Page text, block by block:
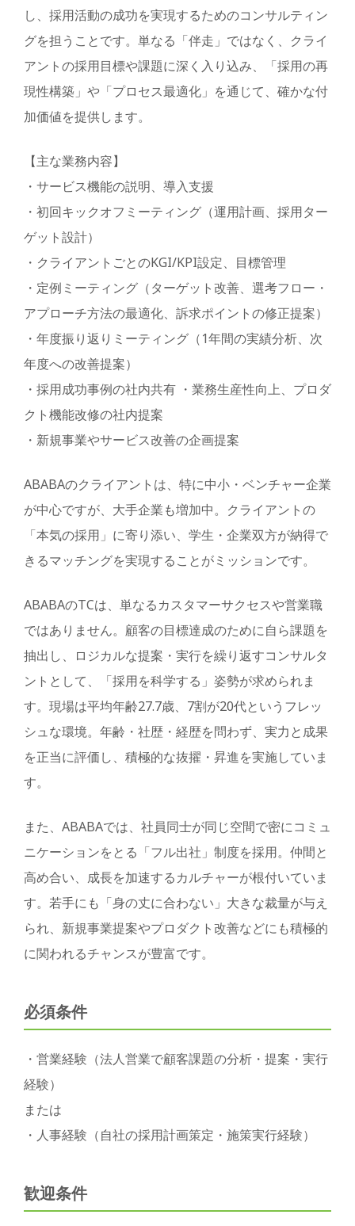
し、採用活動の成功を実現するためのコンサルティン
グを担うことです。単なる「伴走」ではなく、クライ
アントの採用目標や課題に深く入り込み、「採用の再
現性構築」や「プロセス最適化」を通じて、確かな付
加価値を提供します。
【主な業務内容】
・サービス機能の説明、導入支援
・初回キックオフミーティング（運用計画、採用ター
ゲット設計）
・クライアントごとのKGI/KPI設定、目標管理
・定例ミーティング（ターゲット改善、選考フロー・
アプローチ方法の最適化、訴求ポイントの修正提案）
・年度振り返りミーティング（1年間の実績分析、次
年度への改善提案）
・採用成功事例の社内共有 ・業務生産性向上、プロダ
クト機能改修の社内提案
・新規事業やサービス改善の企画提案
ABABAのクライアントは、特に中小・ベンチャー企業
が中心ですが、大手企業も増加中。クライアントの
「本気の採用」に寄り添い、学生・企業双方が納得で
きるマッチングを実現することがミッションです。
ABABAのTCは、単なるカスタマーサクセスや営業職
ではありません。顧客の目標達成のために自ら課題を
抽出し、ロジカルな提案・実行を繰り返すコンサルタ
ントとして、「採用を科学する」姿勢が求められま
す。現場は平均年齢27.7歳、7割が20代というフレッ
シュな環境。年齢・社歴・経歴を問わず、実力と成果
を正当に評価し、積極的な抜擢・昇進を実施していま
す。
また、ABABAでは、社員同士が同じ空間で密にコミュ
ニケーションをとる「フル出社」制度を採用。仲間と
高め合い、成長を加速するカルチャーが根付いていま
す。若手にも「身の丈に合わない」大きな裁量が与え
られ、新規事業提案やプロダクト改善などにも積極的
に関われるチャンスが豊富です。
必須条件
・営業経験（法人営業で顧客課題の分析・提案・実行
経験）
または
・人事経験（自社の採用計画策定・施策実行経験）
歓迎条件